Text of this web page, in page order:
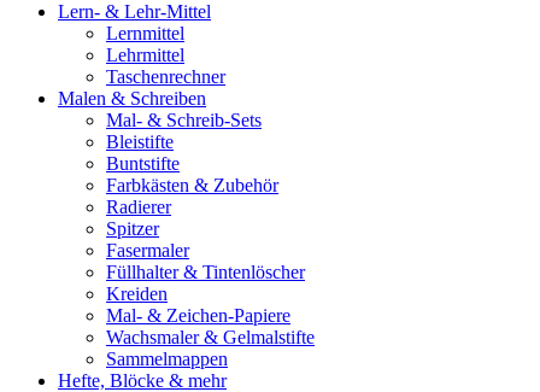
Lern- & Lehr-Mittel
Lernmittel
Lehrmittel
Taschenrechner
Malen & Schreiben
Mal- & Schreib-Sets
Bleistifte
Buntstifte
Farbkästen & Zubehör
Radierer
Spitzer
Fasermaler
Füllhalter & Tintenlöscher
Kreiden
Mal- & Zeichen-Papiere
Wachsmaler & Gelmalstifte
Sammelmappen
Hefte, Blöcke & mehr